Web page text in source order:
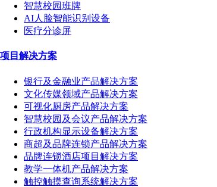
智慧校园班牌
AI人脸智能识别设备
医疗分诊屏
项目解决方案
银行及金融业产品解决方案
文化传媒领域产品解决方案
可视化厨房产品解决方案
智慧校园及会议产品解决方案
行政机构显示设备解决方案
商超及品牌连锁产品解决方案
品牌连锁酒店项目解决方案
教学一体机产品解决方案
触控触摸查询系统解决方案